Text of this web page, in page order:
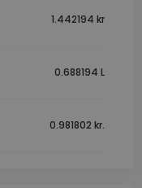
1.442194 kr
0.688194 L
0.981802 kr.